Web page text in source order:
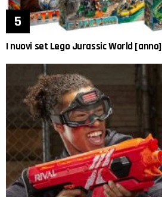
I nuovi set Lego Jurassic World [anno]